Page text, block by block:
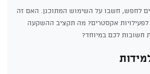
לחפש, חשבו על השימוש המתוכנן. האם זה
לפעילויות אקסטרים? מה תקציב ההשקעה
חשובות לכם במיוחד?